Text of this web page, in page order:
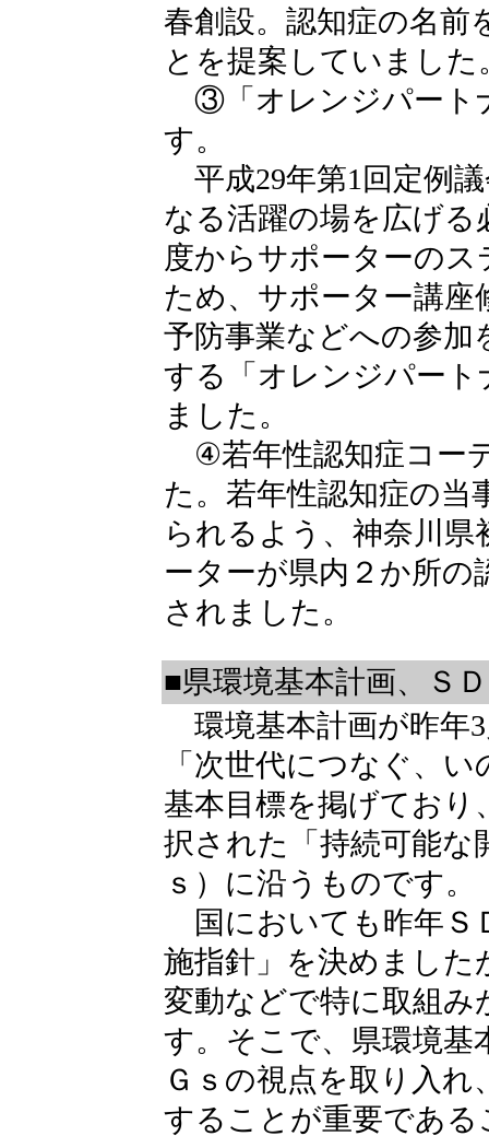
春創設。認知症の名
とを提案していました
③「オレンジパート
す。
平成29年第1回定例
なる活躍の場を広げる
度からサポーターの
ため、サポーター講座
予防事業などへの参加
する「オレンジパー
ました。
④若年性認知症コー
た。若年性認知症の当
られるよう、神奈川
ーターが県内２か所の
されました。
■県環境基本計画、Ｓ
環境基本計画が昨年
「次世代につなぐ、
基本目標を掲げており
択された「持続可能な
ｓ）に沿うものです。
国においても昨年Ｓ
施指針」を決めました
変動などで特に取組
す。そこで、県環境基
Ｇｓの視点を取り入
することが重要であ